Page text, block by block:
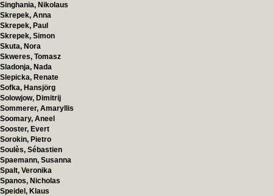
Singhania, Nikolaus
Skrepek, Anna
Skrepek, Paul
Skrepek, Simon
Skuta, Nora
Skweres, Tomasz
Sladonja, Nada
Slepicka, Renate
Sofka, Hansjörg
Solowjow, Dimitrij
Sommerer, Amaryllis
Soomary, Aneel
Sooster, Evert
Sorokin, Pietro
Soulès, Sébastien
Spaemann, Susanna
Spalt, Veronika
Spanos, Nicholas
Speidel, Klaus